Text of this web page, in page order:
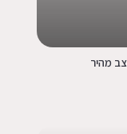
מהיר